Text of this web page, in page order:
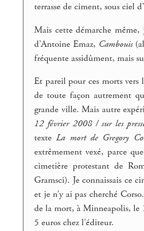
terrasse de ciment, sous ciel
Mais cette démarche
d’Antoine Emaz, Cambouis
fréquente assidûment, mais
Et pareil pour ces morts vers
de toute façon autrement
grande ville. Mais autre
12 février 2008 / sur les
texteLa mort de Gregory
extrêmement vexé, parce
cimetière protestant de
Gramsci). Je connaissais ce
et je n’y ai pas cherché
de la mort, à Minneapolis, le
5 euros chez l’éditeur.